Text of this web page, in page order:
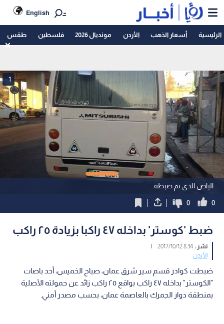
English
الرئيسية أسعار الذهب الأردن مونديال 2026 فلسطين طقس
الباص الذي تم ضبطه
1
0
0
ضبط 'كوستر' بداخله ٤٧ راكبا بزيادة ٢٥ راكب
نشر :8:34 2017/10/12
|
الأردن
ضبطت كوادر قسم سير شرق عمان، صباح الخميس، أحد باصات
"الكوستر" بداخله ٤٧ راكب بواقع ٢٥ راكب زائد عن حمولته الأصلية
بمنطقة دوار الجمرك بالعاصمة عمان، بحسب مصدر أمني.